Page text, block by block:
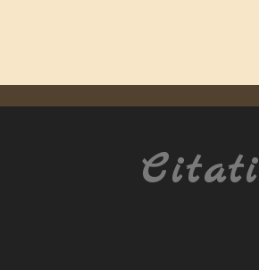
Citati